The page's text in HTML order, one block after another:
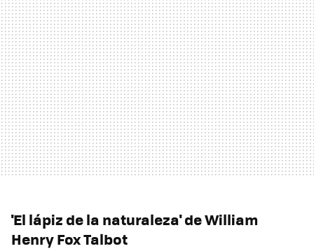
'El lápiz de la naturaleza' de William
Henry Fox Talbot